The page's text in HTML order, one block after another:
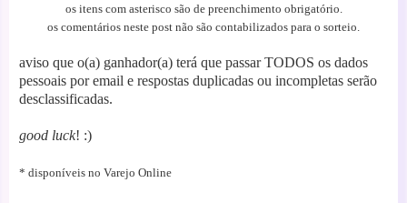
os itens com asterisco são de preenchimento obrigatório.
os comentários neste post não são contabilizados para o sorteio.
aviso que o(a) ganhador(a) terá que passar TODOS os dados
pessoais por email e respostas duplicadas ou incompletas serão
desclassificadas.
good luck! :)
* disponíveis no Varejo Online